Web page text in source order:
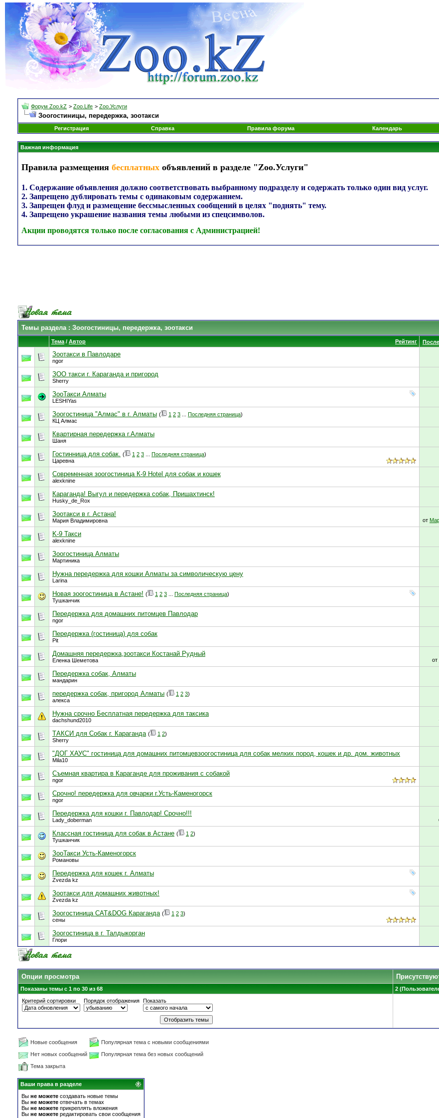
Форум Zoo.kZ > Zoo.Life > Zoo.Услуги
Зоогостиницы, передержка, зоотакси
Регистрация
Справка Правила форума Календарь
Важная информация
Правила размещения бесплатных объявлений в разделе "Zoo.Услуги"
1. Содержание объявления должно соответствовать выбранному подразделу и содержать только один вид услуг.
2. Запрещено дублировать темы с одинаковым содержанием.
3. Запрещен флуд и размещение бессмысленных сообщений в целях "поднять" тему.
4. Запрещено украшение названия темы любыми из спецсимволов.
Акции проводятся только после согласования с Администрацией!
Темы раздела: Зоогостиницы, передержка, зоотакси
Рейтинг
Тема / Автор
Зоотакси в Павлодаре
ngor
ЗОО такси г. Караганда и пригород
Sherry
ЗооТакси Алматы
LESHIYas
Зоогостиница "Алмас" в г. Алматы ( 1 2 3 Последняя страница)
КЦ Алмас
Квартирная передержка г.Алматы
Шаня
Гостинница для собак. ( 1 2 3 Последняя страница)
Царевна
Современная зоогостиница К-9 Hotel для собак и кошек
alexknine
Караганда! Выгул и передержка собак, Пришахтинск!
Husky_de_Rox
Зоотакси в г. Астана!
Мария Владимировна
от
K-9 Такси
alexknine
Зоогостиница Алматы
Мартиника
Нужна передержка для кошки Алматы за символическую цену
Larina
Новая зоогостиница в Астане! ( 1 2 3 Последняя страница)
Тушканчик
Передержка для домашних питомцев Павлодар
ngor
Передержка (гостиница) для собак
Pit
Домашняя передержка,зоотакси Костанай Рудный
Еленка Шеметова
от
Передержка собак, Алматы
мандарин
передержка собак, пригород Алматы ( 1 2 3)
алекса
Нужна срочно Бесплатная передержка для таксика
dachshund2010
ТАКСИ для Собак г. Караганда ( 1 2)
Sherry
"ДОГ ХАУС" гостиница для домашних питомцевзоогостиница для собак мелких пород, кошек и др. дом. животных
Mila10
Съемная квартира в Караганде для проживания с собакой
ngor
Срочно! передержка для овчарки г.Усть-Каменогорск
ngor
Передержка для кошки г. Павлодар! Срочно!!!
Lady_doberman
Классная гостиница для собак в Астане ( 1 2)
Тушканчик
ЗооТакси Усть-Каменогорск
Романовы
Передержка для кошек г. Алматы
Zvezda kz
Зоотакси для домашних животных!
Zvezda kz
Зоогостиница CAT&DOG Караганда ( 1 2 3)
сены
Зоогостиница в г. Талдыкорган
Глори
Опции просмотра
Показаны темы с 1 по 30 из 68
2
Критерий сортировки
Порядок отображения Показать
Новые сообщения
Популярная тема с новыми сообщениями
Нет новых сообщений
Популярная тема без новых сообщений
Тема закрыта
Ваши права в разделе
Вы не можете создавать новые темы
Вы не можете отвечать в темах
Вы не можете прикреплять вложения
Вы не можете редактировать свои сообщения